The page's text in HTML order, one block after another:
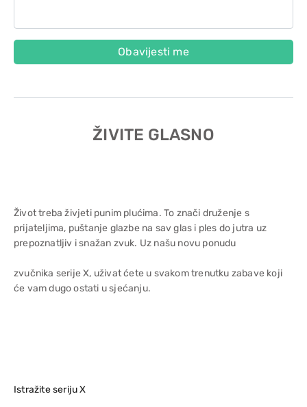
Obavijesti me
ŽIVITE GLASNO
Život treba živjeti punim plućima. To znači druženje s
prijateljima, puštanje glazbe na sav glas i ples do jutra uz
prepoznatljiv i snažan zvuk. Uz našu novu ponudu
zvučnika serije X, uživat ćete u svakom trenutku zabave koji
će vam dugo ostati u sjećanju.
Istražite seriju X